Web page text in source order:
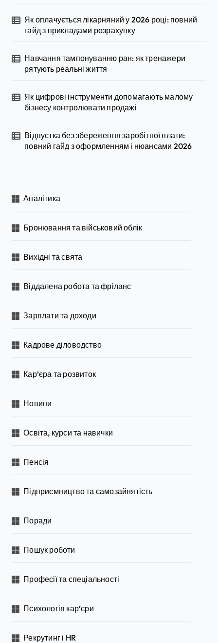
Як оплачується лікарняний у 2026 році: повний
гайд з прикладами розрахунку
Навчання тампонуванню ран: як тренажери
рятують реальні життя
Як цифрові інструменти допомагають малому
бізнесу контролювати продажі
Відпустка без збереження заробітної плати:
повний гайд з оформленням і нюансами 2026
Аналітика
Бронювання та військовий облік
Вихідні та свята
Віддалена робота та фріланс
Зарплати та доходи
Кадрове діловодство
Кар’єра та розвиток
Новини
Освіта, курси та навички
Пенсія
Підприємництво та самозайнятість
Поради
Пошук роботи
Професії та спеціальності
Психологія кар’єри
Рекрутинг і HR